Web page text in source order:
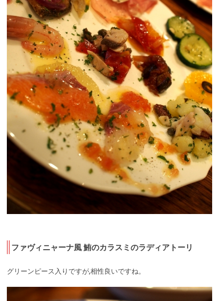
ファヴィニャーナ風 鮪のカラスミのラディアトーリ
グリーンピース入りですが,相性良いですね。